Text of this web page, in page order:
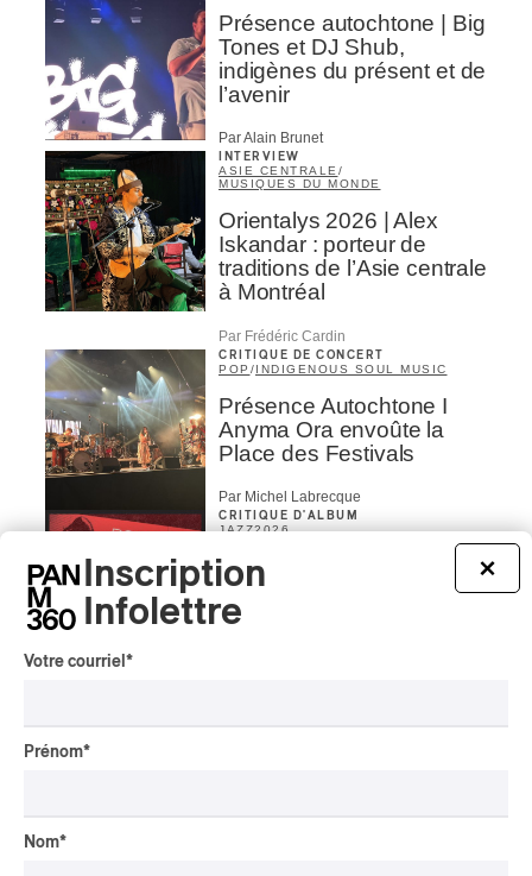
Présence autochtone | Big
Tones et DJ Shub,
indigènes du présent et de
l’avenir
Par Alain Brunet
INTERVIEW
ASIE CENTRALE/
MUSIQUES DU MONDE
Orientalys 2026 | Alex
Iskandar : porteur de
traditions de l’Asie centrale
à Montréal
Par Frédéric Cardin
CRITIQUE DE CONCERT
POP /INDIGENOUS SOUL MUSIC
Présence Autochtone I
Anyma Ora envoûte la
Place des Festivals
Par Michel Labrecque
CRITIQUE D'ALBUM
JAZZ2026
Jacob Wutzke – Double
Down
Valérie Milot – Ravel
×
Inscription
Infolettre
Votre courriel *
Prénom*
Nom*